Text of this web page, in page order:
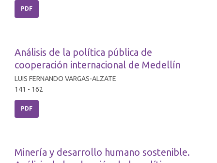
PDF
Análisis de la política pública de
cooperación internacional de Medellín
LUIS FERNANDO VARGAS-ALZATE
141 - 162
PDF
Minería y desarrollo humano sostenible.